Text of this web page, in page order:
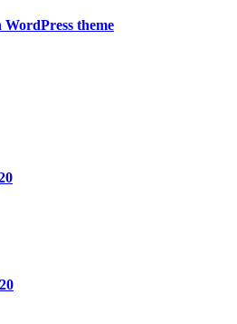
theme